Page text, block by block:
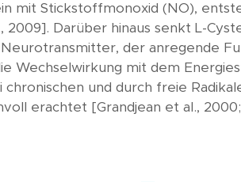
mit Stickstoffmonoxid (NO),
Darüber hinaus senkt L-
der anregende
Wechselwirkung mit dem
und durch freie
erachtet [Grandjean et al.,